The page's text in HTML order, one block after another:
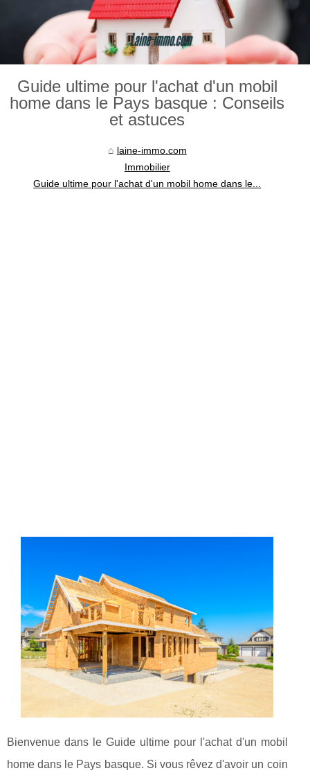
Guide ultime pour l'achat d'un mobil
home dans le Pays basque : Conseils
et astuces
laine-immo.com
Immobilier
Guide ultime pour l'achat d'un mobil home dans le...
Bienvenue dans le Guide ultime pour l'achat d'un mobil
home dans le Pays basque. Si vous rêvez d'avoir un coin